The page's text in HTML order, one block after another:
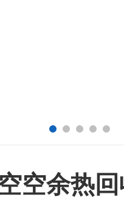
空余热